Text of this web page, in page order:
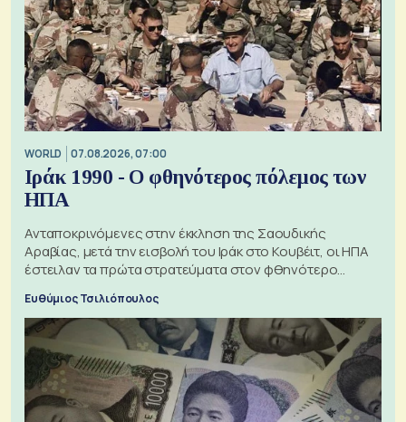
WORLD 07.08.2026, 07:00
Ιράκ 1990 - Ο φθηνότερος πόλεμος των
ΗΠΑ
Ανταποκρινόμενες στην έκκληση της Σαουδικής
Αραβίας, μετά την εισβολή του Ιράκ στο Κουβέιτ, οι ΗΠΑ
έστειλαν τα πρώτα στρατεύματα στον φθηνότερο
πόλεμο της ιστορίας τους
Ευθύμιος Τσιλιόπουλος